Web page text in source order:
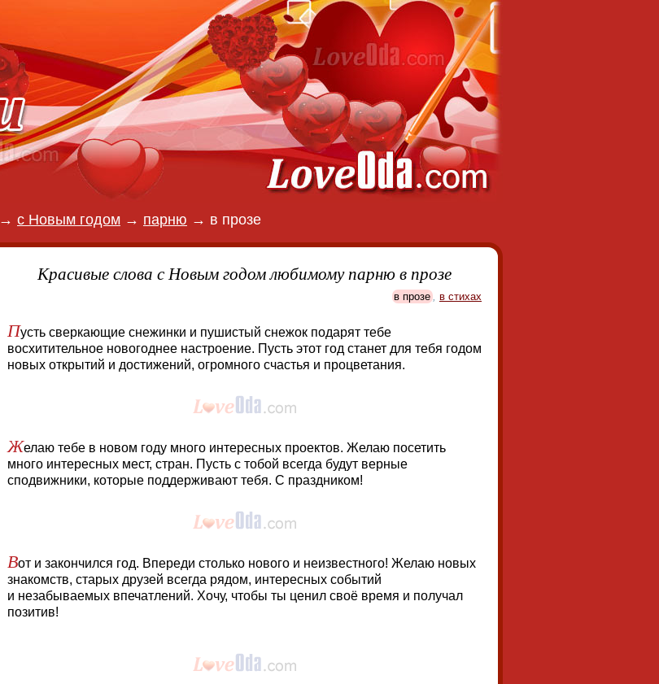
→ с Новым годом → парню → в прозе
Красивые слова с Новым годом любимому парню в прозе
в прозе , в стихах
Пусть сверкающие снежинки и пушистый снежок подарят тебе
восхитительное новогоднее настроение. Пусть этот год станет для тебя годом
новых открытий и достижений, огромного счастья и процветания.
Желаю тебе в новом году много интересных проектов. Желаю посетить
много интересных мест, стран. Пусть с тобой всегда будут верные
сподвижники, которые поддерживают тебя. С праздником!
Вот и закончился год. Впереди столько нового и неизвестного! Желаю новых
знакомств, старых друзей всегда рядом, интересных событий
и незабываемых впечатлений. Хочу, чтобы ты ценил своё время и получал
позитив!